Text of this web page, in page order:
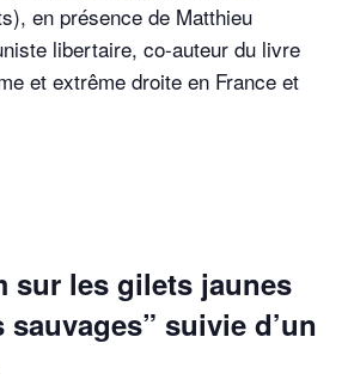
en présence de Matthieu
libertaire, co-auteur du livre
et extrême droite en France et
sur les gilets jaunes
suivie d’un